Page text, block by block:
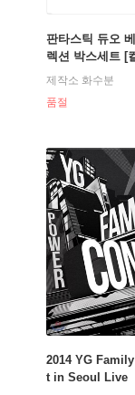
판타스틱 듀오
렉션 박스세트 [
P]
제작소 화수분
품절
2014 YG
t in Seoul Live